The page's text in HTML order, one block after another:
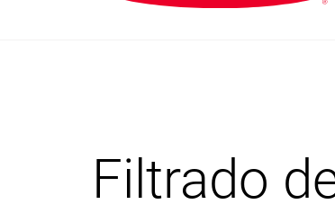
Filtrado